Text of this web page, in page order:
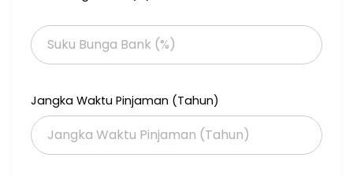
Jangka Waktu Pinjaman (Tahun)